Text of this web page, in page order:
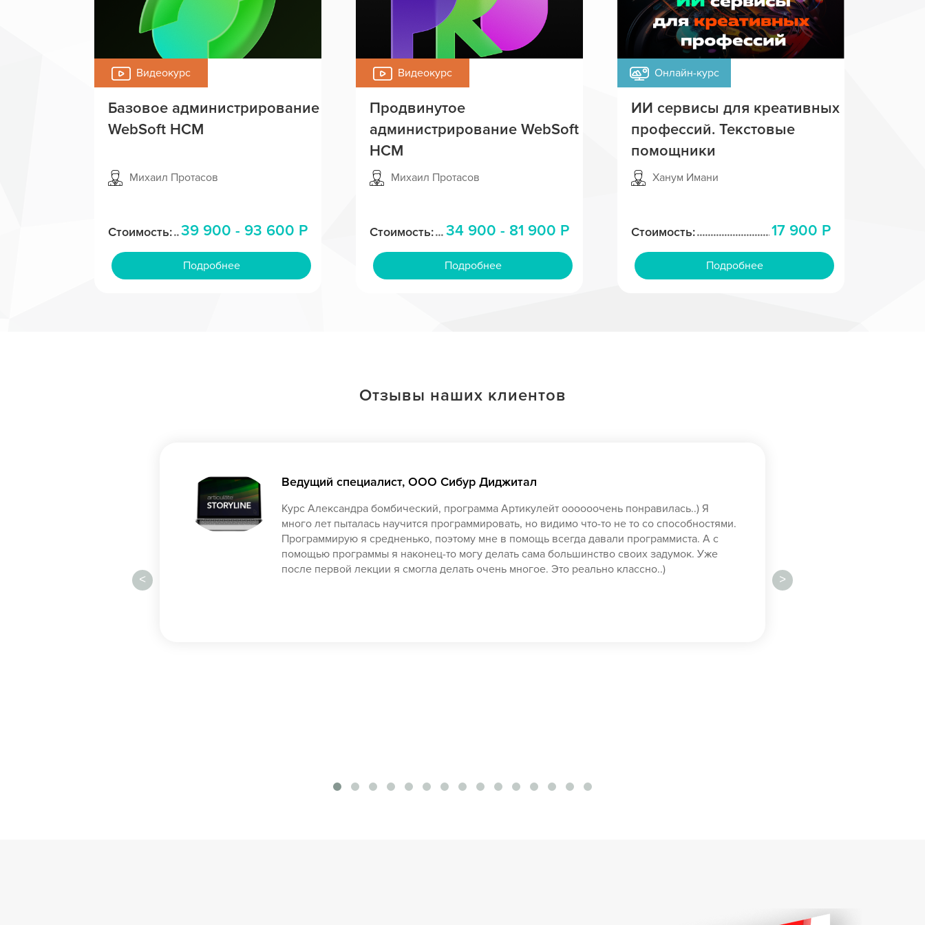
Видеокурс
Базовое администрирование
WebSoft HCM
Михаил Протасов
Стоимость: 39 900 - 93 600 Р
Подробнее
Видеокурс
Продвинутое
администрирование WebSoft
HCM
Михаил Протасов
Стоимость: 34 900 - 81 900 Р
Подробнее
Онлайн-курс
ИИ сервисы для креативных
профессий. Текстовые
помощники
Ханум Имани
Стоимость: 17 900 Р
Подробнее
Отзывы наших клиентов
Ведущий специалист, ООО Сибур Диджитал
Курс Александра бомбический, программа Артикулейт оооооочень понравилась..) Я
много лет пыталась научится программировать, но видимо что-то не то со способностями.
Программирую я средненько, поэтому мне в помощь всегда давали программиста. А с
помощью программы я наконец-то могу делать сама большинство своих задумок. Уже
после первой лекции я смогла делать очень многое. Это реально классно..)
< >